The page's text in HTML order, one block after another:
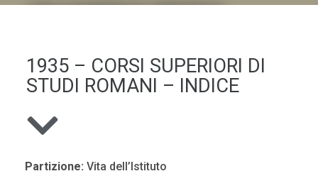
1935 – CORSI SUPERIORI DI
STUDI ROMANI – INDICE
Partizione: Vita dell’Istituto